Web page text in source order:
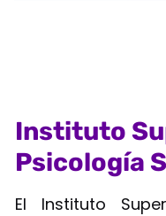
Instituto
Psicología
El Instituto